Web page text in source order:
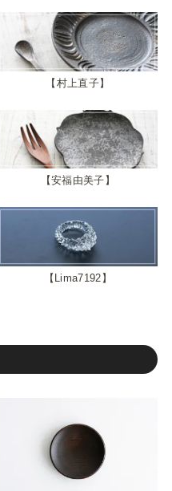
村上直子
安福由美子
Lima7192